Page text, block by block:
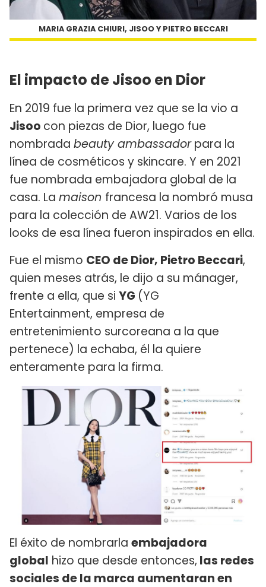
MARIA GRAZIA CHIURI, JISOO Y PIETRO BECCARI
El impacto de Jisoo en Dior
En 2019 fue la primera vez que se la vio a
Jisoo con piezas de Dior, luego fue
nombrada beauty ambassadorpara la
línea de cosméticos y skincare. Y en 2021
fue nombrada embajadora global de la
casa. La maison francesa la nombró musa
para la colección de AW21. Varios de los
looks de esa línea fueron inspirados en ella.
Fue el mismo CEO de Dior, Pietro Beccari,
quien meses atrás, le dijo a su mánager,
frente a ella, que si YG (YG
Entertainment, empresa de
entretenimiento surcoreana a la que
pertenece) la echaba, él la quiere
enteramente para la firma.
El éxito de nombrarla embajadora
global hizo que desde entonces, las redes
sociales de la marca aumentaran en